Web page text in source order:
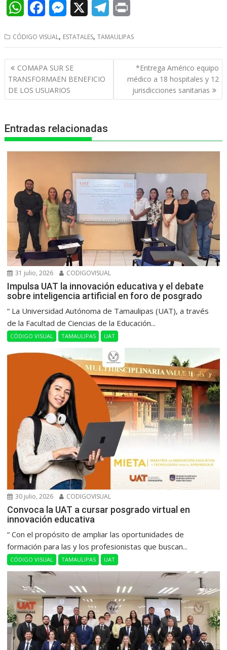
W
a
t
s
A
p
c
e
b
o
k
M
s
s
e
n
e
l
e
i
n
t
CÓDIGO VISUAL, ESTATALES,TAMAULIPAS
Navegación
de
entradas
COMAPA SUR SE
TRANSFORMAEN BENEFICIO
DE LOS USUARIOS
*Entrega Américo equipo
médico a 18 hospitales y 12
jurisdicciones sanitarias
Entradas relacionadas
31 julio, 2026 CODIGOVISUAL
Impulsa UAT la innovación educativa y el debate
sobre inteligencia artificial en foro de posgrado
“ La Universidad Autónoma de Tamaulipas (UAT), a través
de la Facultad de Ciencias de la Educación...
CÓDIGO VISUAL TAMAULIPAS UAT
30 julio, 2026 CODIGOVISUAL
Convoca la UAT a cursar posgrado virtual en
innovación educativa
“ Con el propósito de ampliar las oportunidades de
formación para las y los profesionistas que buscan...
CÓDIGO VISUAL TAMAULIPAS UAT